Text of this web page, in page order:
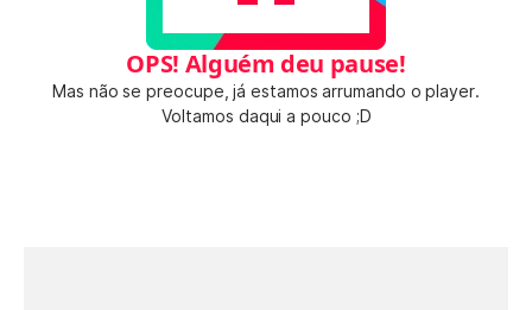
OPS! Alguém deu pause!
Mas não se preocupe, já estamos arrumando o player.
Voltamos daqui a pouco ;D